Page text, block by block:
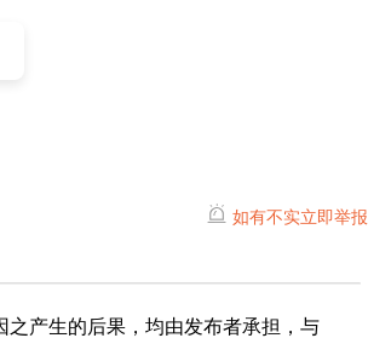
如有不实立即举报
产生的后果，均由发布者承担，与